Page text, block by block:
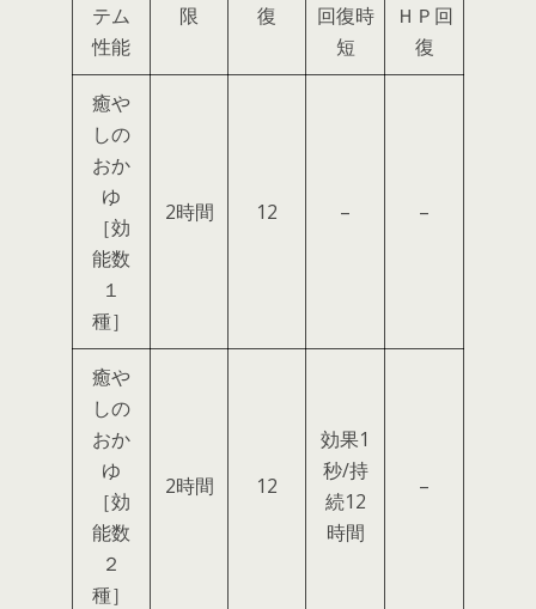
テム
性能
限
復
回復時
短
ＨＰ回
復
癒や
しの
おか
ゆ
［効
能数
１
種］
2時間 12 – –
癒や
しの
おか
ゆ
［効
能数
２
種］
2時間 12
効果1
秒/持
続12
時間
–